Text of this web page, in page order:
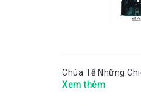
Chúa Tể Những
Xem thêm